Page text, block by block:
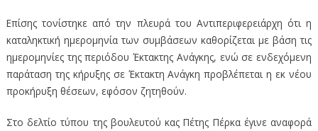
Επίσης τονίστηκε από την πλευρά του Αντιπεριφερειάρχη ότι η
καταληκτική ημερομηνία των συμβάσεων καθορίζεται με βάση τις
ημερομηνίες της περιόδου Έκτακτης Ανάγκης, ενώ σε ενδεχόμενη
παράταση της κήρυξης σε Έκτακτη Ανάγκη προβλέπεται η εκ νέου
προκήρυξη θέσεων, εφόσον ζητηθούν.
Στο δελτίο τύπου της βουλευτού κας Πέτης Πέρκα έγινε αναφορά